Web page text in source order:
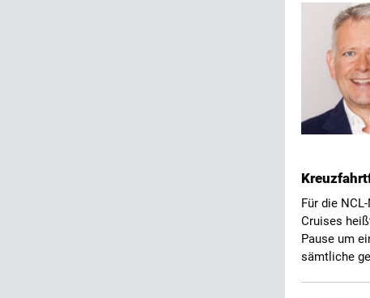
Für die
Cruises
Pause um
sämtliche